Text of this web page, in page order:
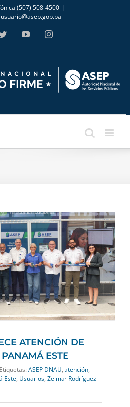
Skip
to
content
(507) 508-4500 |
TwitterYouTubeInstagram
ATENCIÓN DE
ESTE
Etiquetas: ASEP DNAU, atención,
Este, Usuarios, Zelmar Rodríguez